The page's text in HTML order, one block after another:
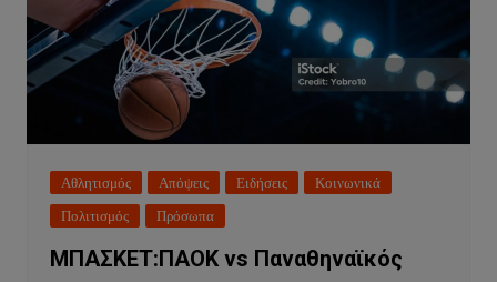
Αθλητισμός Απόψεις Ειδήσεις
Κοινωνικά
Πολιτισμός
Πρόσωπα
ΜΠΑΣΚΕΤ:ΠΑΟΚ vs Παναθηναϊκός